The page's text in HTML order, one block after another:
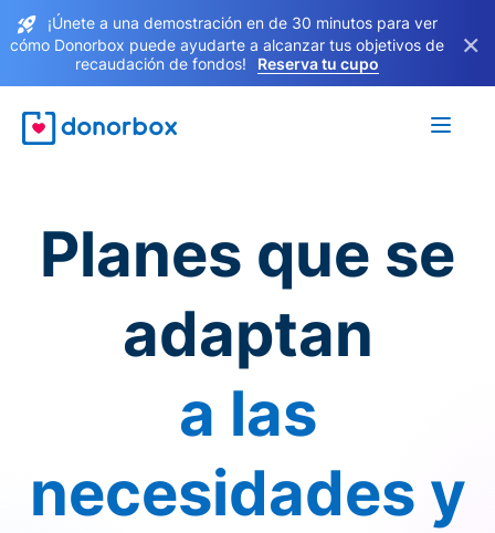
¡Únete a una demostración en de 30 minutos para ver
cómo Donorbox puede ayudarte a alcanzar tus objetivos de
recaudación de fondos!
Reserva tu cupo
×
Planes que se
adaptan
a las
necesidades y